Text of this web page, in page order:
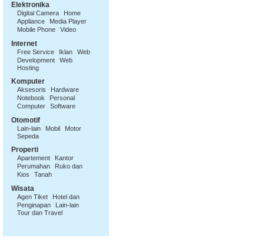
Elektronika
Digital Camera
Home
Appliance
Media Player
Mobile Phone
Video
Internet
Free Service Iklan
Web
Development
Web
Hosting
Komputer
Aksesoris
Hardware
Notebook
Personal
Computer
Software
Otomotif
Lain-lain Mobil
Motor
Sepeda
Properti
Apartement
Kantor
Perumahan
Ruko dan
Kios
Tanah
Wisata
Agen Tiket
Hotel dan
Penginapan
Lain-lain
Tour dan Travel